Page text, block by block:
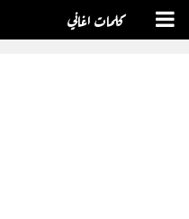
كلمات اغاني